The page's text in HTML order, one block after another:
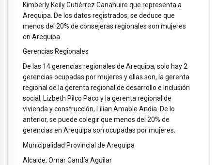
Kimberly Keily Gutiérrez Canahuire que representa a
Arequipa. De los datos registrados, se deduce que
menos del 20% de consejeras regionales son mujeres
en Arequipa.
Gerencias Regionales
De las 14 gerencias regionales de Arequipa, solo hay 2
gerencias ocupadas por mujeres y ellas son, la gerenta
regional de la gerenta regional de desarrollo e inclusión
social, Lizbeth Pilco Paco y la gerenta regional de
vivienda y construcción, Lilian Amable Andia. De lo
anterior, se puede colegir que menos del 20% de
gerencias en Arequipa son ocupadas por mujeres.
Municipalidad Provincial de Arequipa
Alcalde, Omar Candía Aguilar